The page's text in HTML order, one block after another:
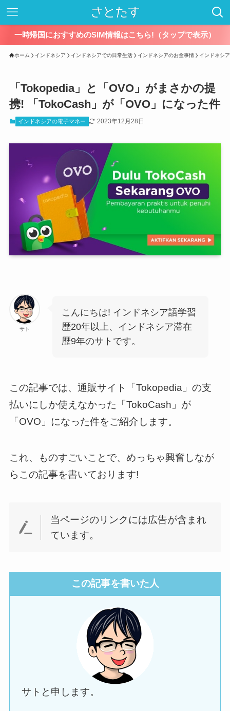
一時帰国におすすめのSIM情報はこちら!（タップで表示）
ホーム インドネシア インドネシアでの日常生活 インドネシアのお金事情 インドネシ
「Tokopedia」と「OVO」がまさかの提
携! 「TokoCash」が「OVO」になった件
インドネシアの電子マネー 2023年12月28日
サト
こんにちは! インドネシア語学習
歴20年以上、インドネシア滞在
歴9年のサトです。
この記事では、通販サイト「Tokopedia」の支
払いにしか使えなかった「TokoCash」が
「OVO」になった件をご紹介します。
これ、ものすごいことで、めっちゃ興奮しなが
らこの記事を書いております!
当ページのリンクには広告が含まれ
ています。
この記事を書いた人
サトと申します。